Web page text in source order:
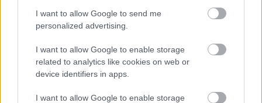
I want to allow Google to send me
personalized advertising.
I want to allow Google to enable storage
related to analytics like cookies on web or
device identifiers in apps.
I want to allow Google to enable storage
Címkék: Fesztiválzenekar Cser Krisztián Vizin Viktória
Ajánlott bejegyzések: